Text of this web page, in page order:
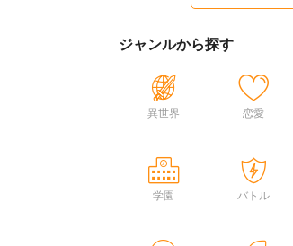
ジャンルから探す
異世界 恋愛
学園 バトル